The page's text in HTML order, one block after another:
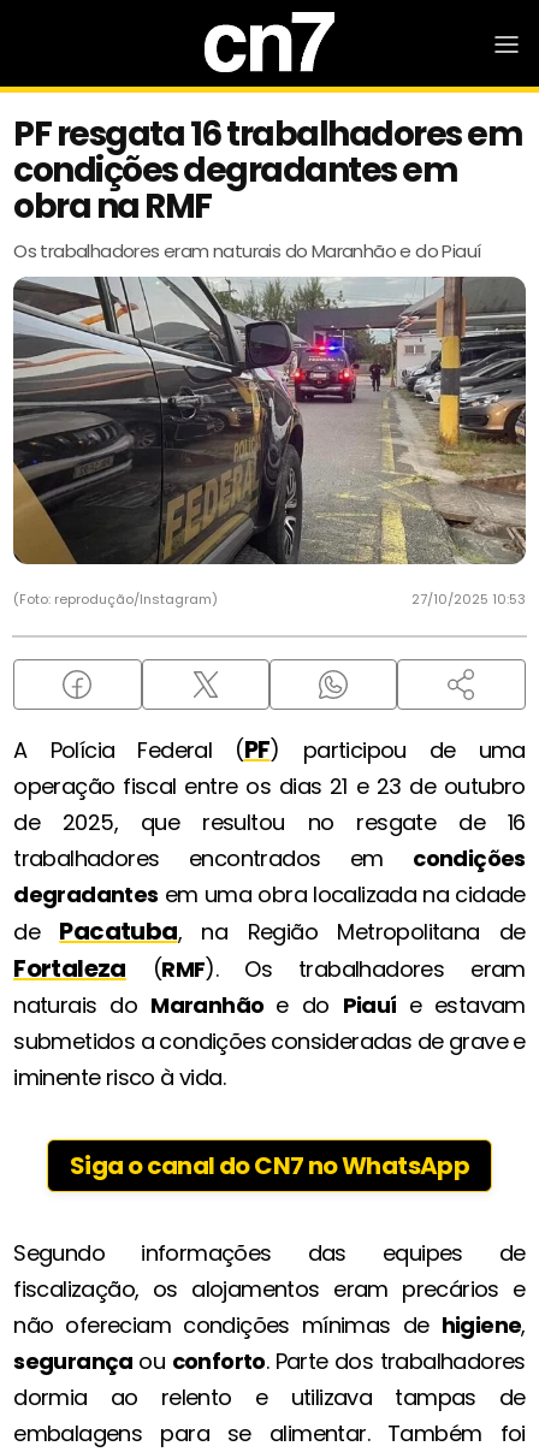
PF resgata 16 trabalhadores em
condições degradantes em
obra na RMF
Os trabalhadores eram naturais do Maranhão e do Piauí
(Foto: reprodução/Instagram) 27/10/2025 10:53
A Polícia Federal (PF) participou de uma
operação fiscal entre os dias 21 e 23 de outubro
de 2025, que resultou no resgate de 16
trabalhadores encontrados em condições
degradantes em uma obra localizada na cidade
de Pacatuba, na Região Metropolitana de
Fortaleza (RMF). Os trabalhadores eram
naturais do Maranhão e do Piauí e estavam
submetidos a condições consideradas de grave e
iminente risco à vida.
Siga o canal do CN7 no WhatsApp
Segundo informações das equipes de
fiscalização, os alojamentos eram precários e
não ofereciam condições mínimas de higiene,
segurança ou conforto. Parte dos trabalhadores
dormia ao relento e utilizava tampas de
embalagens para se alimentar. Também foi